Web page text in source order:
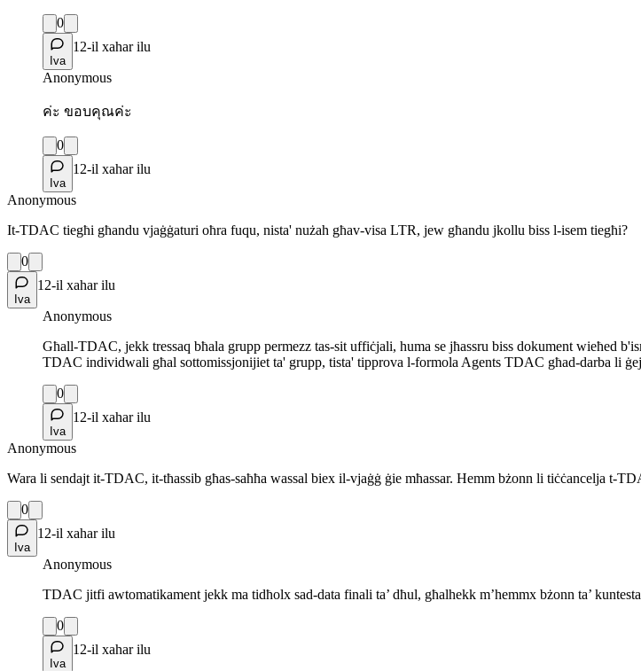
0
Iva
12-il xahar ilu
Anonymous
ค่ะ ขอบคุณค่ะ
0
Iva
12-il xahar ilu
Anonymous
It-TDAC tiegħi għandu vjaġġaturi oħra fuqu, nista' nużah għav-visa LTR, jew għandu jkollu biss l-isem tiegħi?
0
Iva
12-il xahar ilu
Anonymous
Għall-TDAC, jekk tressaq bħala grupp permezz tas-sit uffiċjali, huma se jħassru biss dokument wieħed
TDAC individwali għal sottomissjonijiet ta' grupp, tista' tipprova l-formola Agents TDAC għad-darba li
0
Iva
12-il xahar ilu
Anonymous
Wara li sendajt it-TDAC, it-tħassib għas-saħħa wassal biex il-vjaġġ ġie mħassar. Hemm bżonn li tiċċancelja t-
0
Iva
12-il xahar ilu
Anonymous
TDAC jitfi awtomatikament jekk ma tidħolx sad-data finali ta’ dħul, għalhekk m’hemmx bżonn ta’
0
Iva
12-il xahar ilu